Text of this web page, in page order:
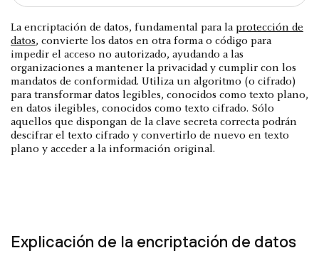
La encriptación de datos, fundamental para la protección de
datos, convierte los datos en otra forma o código para
impedir el acceso no autorizado, ayudando a las
organizaciones a mantener la privacidad y cumplir con los
mandatos de conformidad. Utiliza un algoritmo (o cifrado)
para transformar datos legibles, conocidos como texto plano,
en datos ilegibles, conocidos como texto cifrado. Sólo
aquellos que dispongan de la clave secreta correcta podrán
descifrar el texto cifrado y convertirlo de nuevo en texto
plano y acceder a la información original.
Explicación de la encriptación de datos